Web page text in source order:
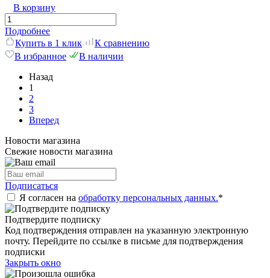
В корзину
Подробнее
Купить в 1 клик
К сравнению
В избранное
В наличии
Назад
1
2
3
Вперед
Новости магазина
Свежие новости магазина
Подписаться
Я согласен на обработку персональных данных.*
Подтвердите подписку
Код подтверждения отправлен на указанную электронную
почту. Перейдите по ссылке в письме для подтверждения
подписки
Закрыть окно